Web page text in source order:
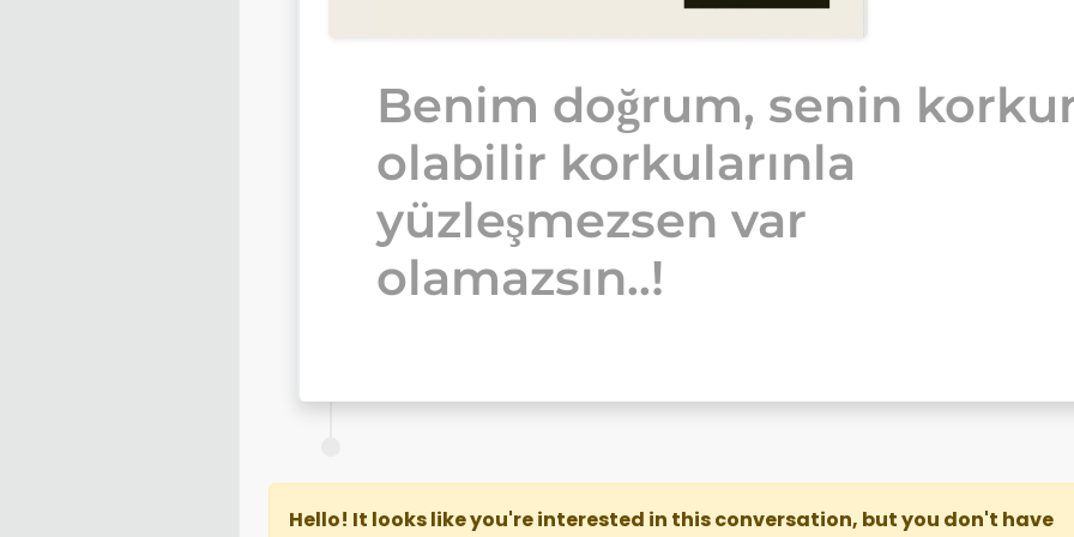
Benim doğrum, senin
olabilir korkularınla
yüzleşmezsen var
olamazsın..!
Hello! It looks like you're interested in this conversation, but you don't have